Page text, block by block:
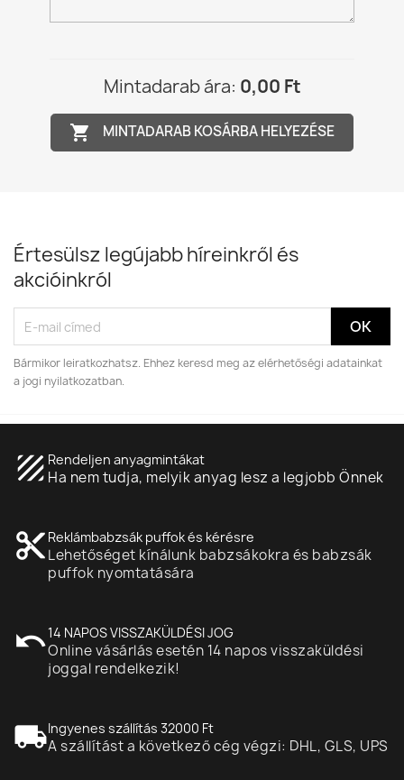
Mintadarab ára: 0,00 Ft
shopping_cart MINTADARAB KOSÁRBA HELYEZÉSE
Értesülsz legújabb híreinkről és
akcióinkról
Bármikor leiratkozhatsz. Ehhez keresd meg az elérhetőségi adatainkat
a jogi nyilatkozatban.
texture Rendeljen anyagmintákat
Ha nem tudja, melyik anyag lesz a legjobb Önnek
content_cut Reklámbabzsák puffok és kérésre
Lehetőséget kínálunk babzsákokra és babzsák
puffok nyomtatására
undo14 NAPOS VISSZAKÜLDÉSI JOG
Online vásárlás esetén 14 napos visszaküldési
joggal rendelkezik!
local_shippingIngyenes szállítás 32000 Ft
A szállítást a következő cég végzi: DHL, GLS, UPS